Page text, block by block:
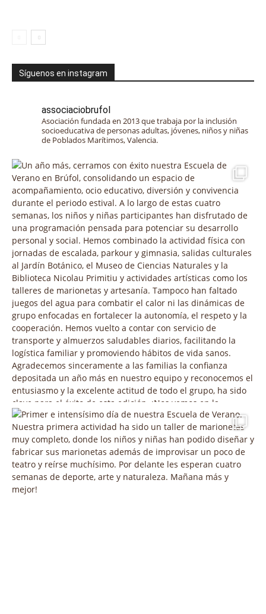
Síguenos en instagram
associaciobrufol
Asociación fundada en 2013 que trabaja por la inclusión
socioeducativa de personas adultas, jóvenes, niños y niñas
de Poblados Marítimos, Valencia.